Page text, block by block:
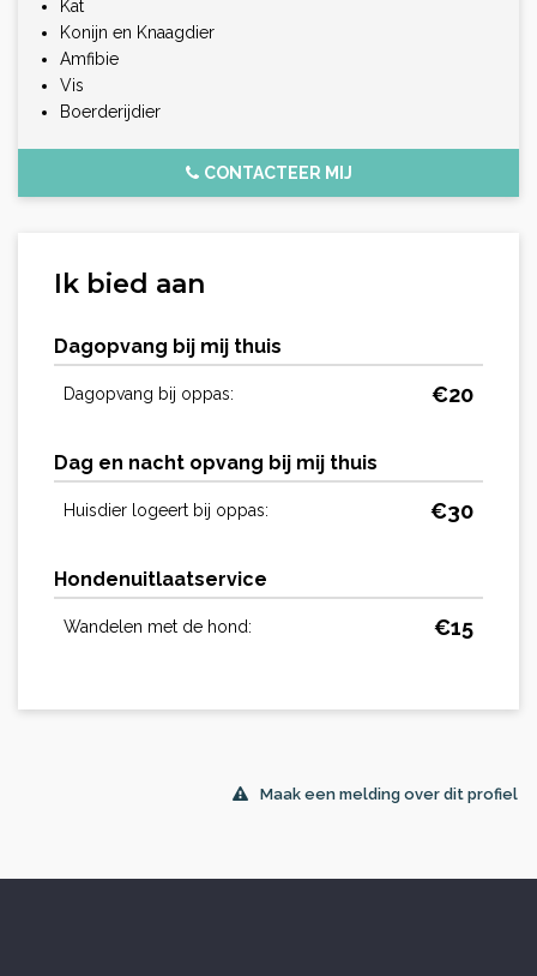
Kat
Konijn en Knaagdier
Amfibie
Vis
Boerderijdier
CONTACTEER MIJ
Ik bied aan
Dagopvang bij mij thuis
Dagopvang bij oppas: €20
Dag en nacht opvang bij mij thuis
Huisdier logeert bij oppas: €30
Hondenuitlaatservice
Wandelen met de hond: €15
Maak een melding over dit profiel